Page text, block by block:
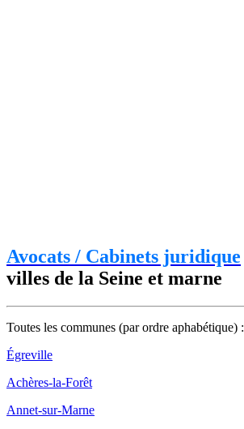
Avocats / Cabinets juridique
villes de la Seine et marne
Toutes les communes (par ordre aphabétique) :
Égreville
Achères-la-Forêt
Annet-sur-Marne